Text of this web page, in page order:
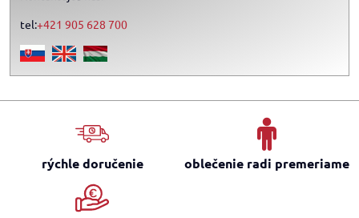
tel:+421 905 628 700
rýchle doručenie oblečenie radi premeriame